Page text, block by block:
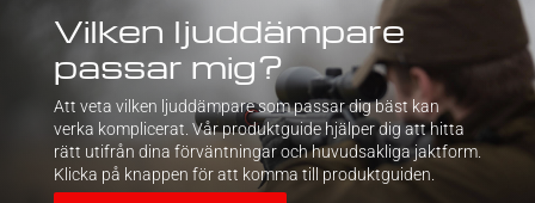
Vilken ljuddämpare
passar mig?
Att veta vilken ljuddämpare som passar dig bäst kan
verka komplicerat. Vår produktguide hjälper dig att hitta
rätt utifrån dina förväntningar och huvudsakliga jaktform.
Klicka på knappen för att komma till produktguiden.